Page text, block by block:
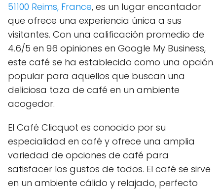
51100 Reims, France, es un lugar encantador
que ofrece una experiencia única a sus
visitantes. Con una calificación promedio de
4.6/5 en 96 opiniones en Google My Business,
este café se ha establecido como una opción
popular para aquellos que buscan una
deliciosa taza de café en un ambiente
acogedor.
El Café Clicquot es conocido por su
especialidad en café y ofrece una amplia
variedad de opciones de café para
satisfacer los gustos de todos. El café se sirve
en un ambiente cálido y relajado, perfecto